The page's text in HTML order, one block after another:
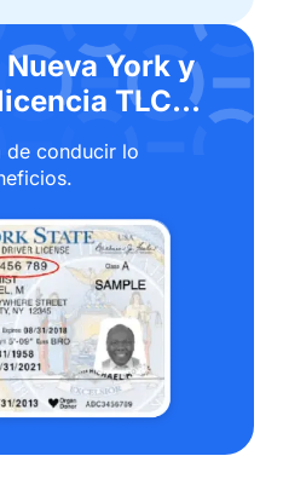
York y
TLC…
de conducir lo